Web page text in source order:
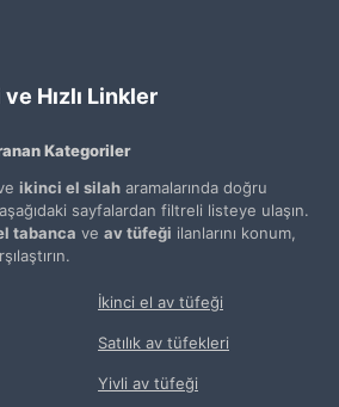
Hızlı Linkler
Kategoriler
ikinci el silah aramalarında doğru
sayfalardan filtreli listeye ulaşın.
tabanca ve av tüfeği ilanlarını konum,
İkinci el av tüfeği
Satılık av tüfekleri
Yivli av tüfeği